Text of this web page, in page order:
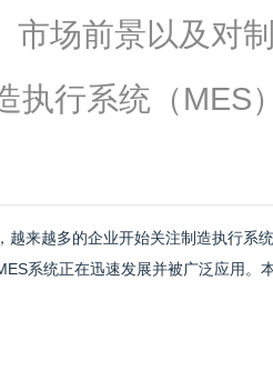
市场前景以及对
执行系统（MES
越来越多的企业开始关注制造执行
系统正在迅速发展并被广泛应用。